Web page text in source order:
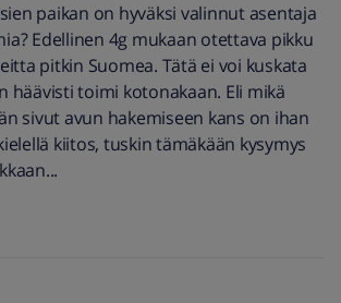
paikan on hyväksi valinnut asentaja
Edellinen 4g mukaan otettava pikku
pitkin Suomea. Tätä ei voi kuskata
häävisti toimi kotonakaan. Eli mikä
sivut avun hakemiseen kans on ihan
kiitos, tuskin tämäkään kysymys